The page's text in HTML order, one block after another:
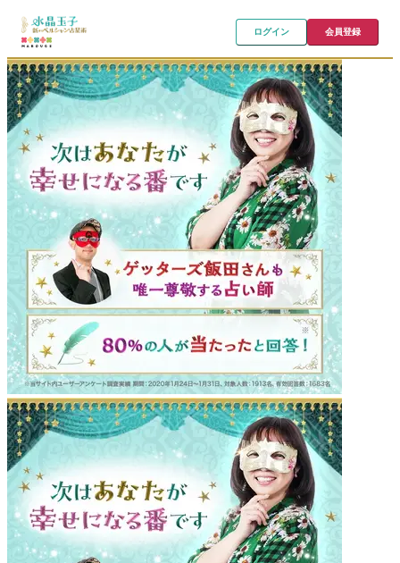
ログイン 会員登録